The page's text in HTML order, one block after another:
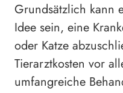
Grundsätzlich kann
Idee sein, eine
oder Katze
Tierarztkosten vor
umfangreiche